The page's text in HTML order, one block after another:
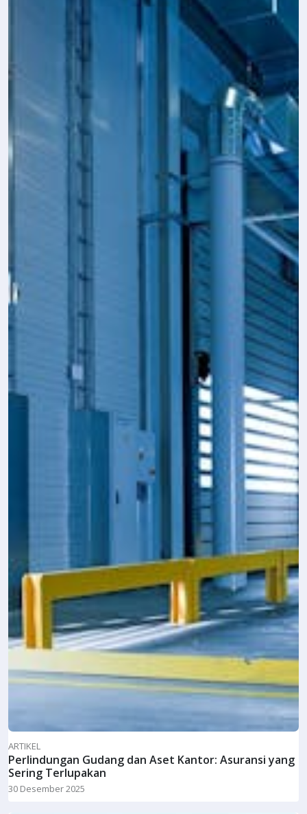
ARTIKEL
Perlindungan Gudang dan Aset Kantor: Asuransi yang
Sering Terlupakan
30 Desember 2025